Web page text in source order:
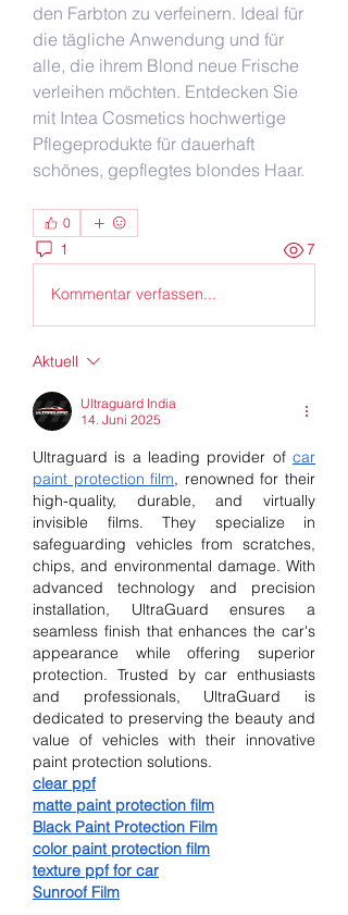
den Farbton zu verfeinern. Ideal für
die tägliche Anwendung und für
alle, die ihrem Blond neue Frische
verleihen möchten. Entdecken Sie
mit Intea Cosmetics hochwertige
Pflegeprodukte für dauerhaft
schönes, gepflegtes blondes Haar.
0
1 7
Kommentar verfassen...
Aktuell
Ultraguard India
14. Juni 2025
Ultraguard is a leading provider of car
paint protection film, renowned for their
high-quality, durable, and virtually
invisible films. They specialize in
safeguarding vehicles from scratches,
chips, and environmental damage. With
advanced technology and precision
installation, UltraGuard ensures a
seamless finish that enhances the car's
appearance while offering superior
protection. Trusted by car enthusiasts
and professionals, UltraGuard is
dedicated to preserving the beauty and
value of vehicles with their innovative
paint protection solutions.
clear ppf
matte paint protection film
Black Paint Protection Film
color paint protection film
texture ppf for car
Sunroof Film